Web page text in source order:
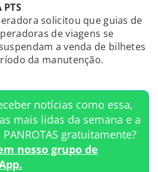
PTS
solicitou que guias de
de viagens se
a venda de bilhetes
da manutenção.
notícias como essa,
mais lidas da semana e a
PANROTAS gratuitamente?
nosso grupo de